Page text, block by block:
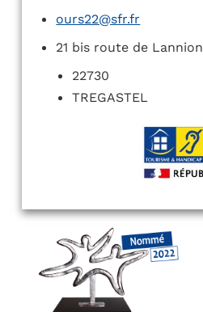
ours22@sfr.fr
21 bis route de Lannion
22730
TREGASTEL